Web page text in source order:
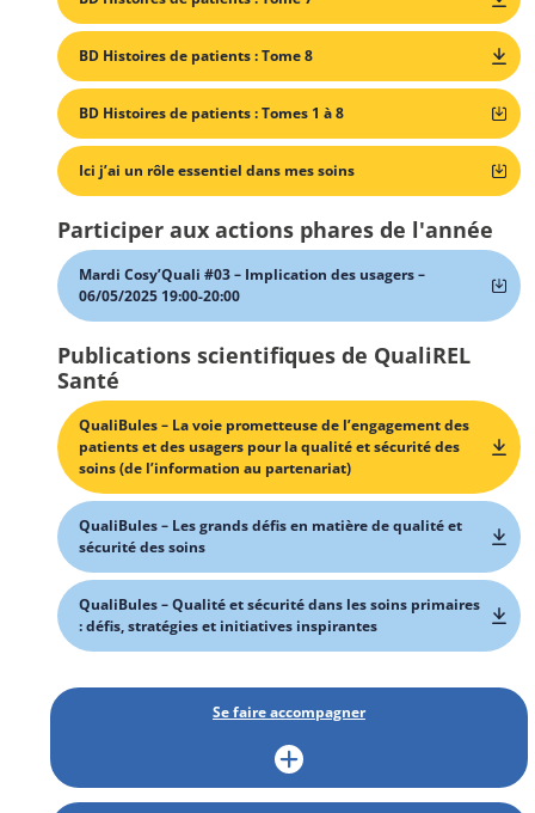
BD Histoires de patients : Tome 8
BD Histoires de patients : Tomes 1 à 8
Ici j’ai un rôle essentiel dans mes soins
Participer aux actions phares de l'année
Mardi Cosy’Quali #03 – Implication des usagers –
06/05/2025 19:00-20:00
Publications scientifiques de QualiREL
Santé
QualiBules – La voie prometteuse de l’engagement des
patients et des usagers pour la qualité et sécurité des
soins (de l’information au partenariat)
QualiBules – Les grands défis en matière de qualité et
sécurité des soins
QualiBules – Qualité et sécurité dans les soins primaires
: défis, stratégies et initiatives inspirantes
Se faire accompagner